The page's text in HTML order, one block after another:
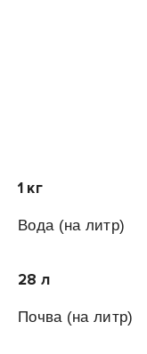
1 кг
Вода(на литр)
28 л
Почва (на литр)